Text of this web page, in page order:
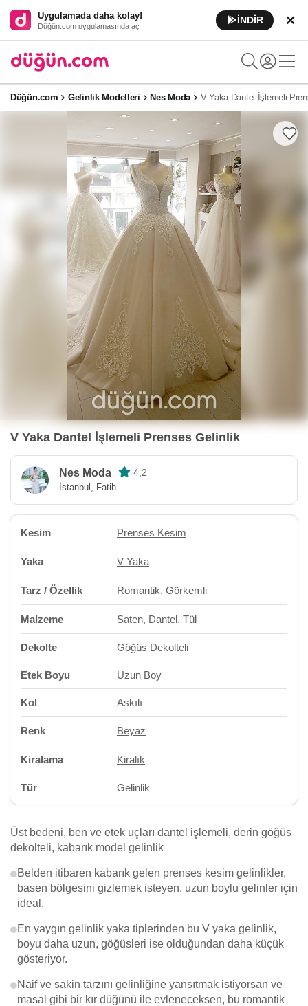
Uygulamada daha kolay!
Düğün.com uygulamasında aç
İNDİR
Düğün.com Gelinlik Modelleri Nes Moda V Yaka Dantel İşlemeli
V Yaka Dantel İşlemeli Prenses Gelinlik
Nes Moda 4,2
İstanbul, Fatih
Kesim Prenses Kesim
Yaka V Yaka
Tarz / Özellik Romantik, Görkemli
Malzeme Saten, Dantel, Tül
Dekolte Göğüs Dekolteli
Etek Boyu Uzun Boy
Kol Askılı
Renk Beyaz
Kiralama Kiralık
Tür Gelinlik
Üst bedeni, ben ve etek uçları dantel işlemeli, derin göğüs
dekolteli, kabarık model gelinlik
Belden itibaren kabarık gelen prenses kesim gelinlikler,
basen bölgesini gizlemek isteyen, uzun boylu gelinler için
ideal.
En yaygın gelinlik yaka tiplerinden bu V yaka gelinlik,
boyu daha uzun, göğüsleri ise olduğundan daha küçük
gösteriyor.
Naif ve sakin tarzını gelinliğine yansıtmak istiyorsan ve
masal gibi bir kır düğünü ile evleneceksen, bu romantik